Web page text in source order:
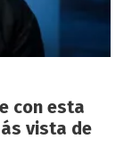
con esta
vista de